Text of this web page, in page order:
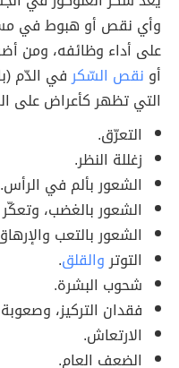
وأي نقص أو هبوط في
على أداء وظائفه، ومن
أو نقص السّكر
التي تظهر كأعراض على
التعرّق.
زغللة النظر.
الشعور بألم في الرأس.
الشعور بالغضب، وتعكّر
الشعور بالتعب
التوتروالقلق.
شحوب البشرة.
فقدان التركيز،
الارتعاش.
الضعف العام.